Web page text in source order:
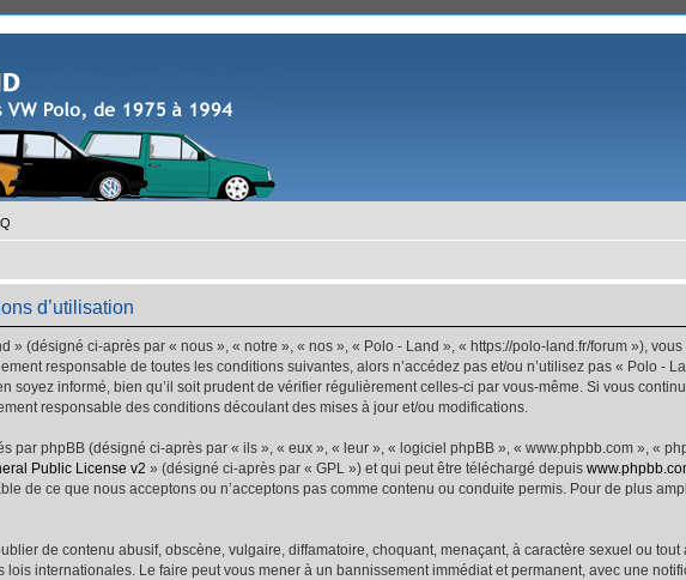
d’utilisation
» (désigné ci-après par « nous », « notre », « nos », « Polo - Land », « https://polo-land.fr/forum »),
responsable de toutes les conditions suivantes, alors n’accédez pas et/ou n’utilisez pas « Polo -
soyez informé, bien qu’il soit prudent de vérifier régulièrement celles-ci par vous-même. Si vous
responsable des conditions découlant des mises à jour et/ou modifications.
par phpBB (désigné ci-après par « ils », « eux », « leur », « logiciel phpBB », « www.phpbb.com », «
Public License v2 » (désigné ci-après par « GPL ») et qui peut être téléchargé depuis
de ce que nous acceptons ou n’acceptons pas comme contenu ou conduite permis. Pour de plus
de contenu abusif, obscène, vulgaire, diffamatoire, choquant, menaçant, à caractère sexuel ou
lois internationales. Le faire peut vous mener à un bannissement immédiat et permanent, avec une